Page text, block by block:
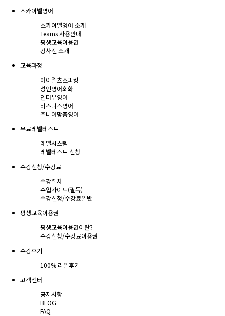
스카이벨영어
스카이벨영어 소개
Teams 사용안내
평생교육이용권
강사진 소개
교육과정
아이엘츠스피킹
성인영어회화
인터뷰영어
비즈니스영어
주니어맞춤영어
무료레벨테스트
레벨시스템
레벨테스트 신청
수강신청/수강료
수강절차
수업가이드(필독)
수강신청/수강료일반
평생교육이용권
평생교육이용권이란?
수강신청/수강료이용권
수강후기
100% 리얼후기
고객센터
공지사항
BLOG
FAQ